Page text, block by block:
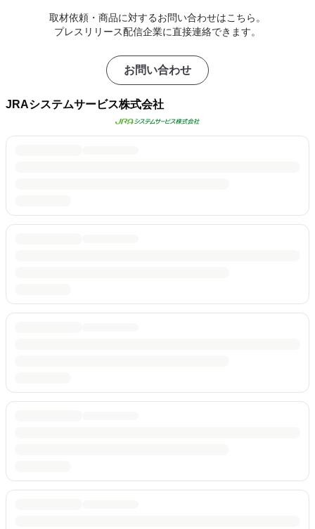
取材依頼・商品に対するお問い合わせはこちら。
プレスリリース配信企業に直接連絡できます。
お問い合わせ
JRAシステムサービス株式会社